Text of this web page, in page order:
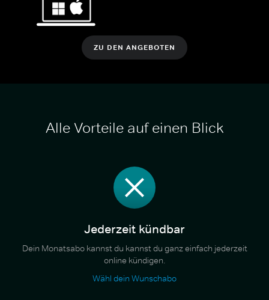
ZU DEN ANGEBOTEN
Alle Vorteile auf einen Blick
Jederzeit kündbar
Dein Monatsabo kannst du kannst du ganz einfach jederzeit
online kündigen.
Wähl dein Wunschabo